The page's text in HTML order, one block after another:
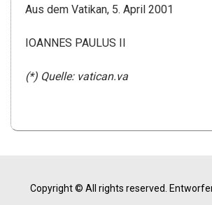
Aus dem Vatikan, 5. April 2001
IOANNES PAULUS II
(*) Quelle: vatican.va
Copyright © All rights reserved.